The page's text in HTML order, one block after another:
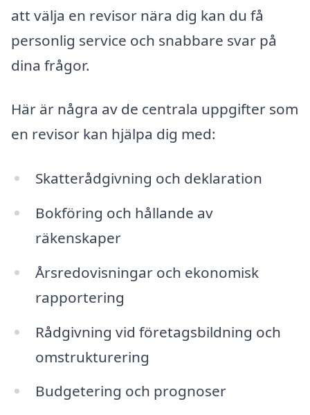
att välja en revisor nära dig kan du få
personlig service och snabbare svar på
dina frågor.
Här är några av de centrala uppgifter som
en revisor kan hjälpa dig med:
Skatterådgivning och deklaration
Bokföring och hållande av
räkenskaper
Årsredovisningar och ekonomisk
rapportering
Rådgivning vid företagsbildning och
omstrukturering
Budgetering och prognoser